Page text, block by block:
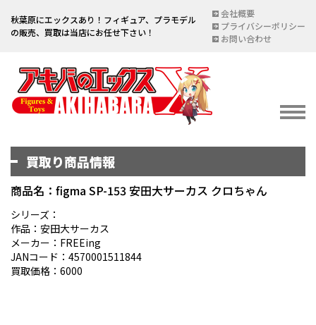
秋葉原にエックスあり！フィギュア、プラモデル
の販売、買取は当店にお任せ下さい！
会社概要
プライバシーポリシー
お問い合わせ
イベント情報
宅配買取のご案内
DELIVERY PURCHASE
買取お申し込み
ASSESSMENT
買取り商品情報
商品名：figma SP-153 安田大サーカス クロちゃん
シリーズ：
作品：安田大サーカス
メーカー：FREEing
JANコード：4570001511844
買取価格：6000